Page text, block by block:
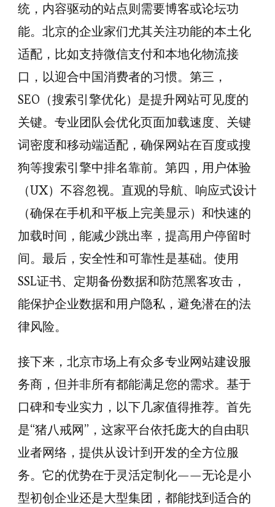
统，内容驱动的站点则需要博客或论坛功
能。北京的企业家们尤其关注功能的本土化
适配，比如支持微信支付和本地化物流接
口，以迎合中国消费者的习惯。第三，
SEO（搜索引擎优化）是提升网站可见度的
关键。专业团队会优化页面加载速度、关键
词密度和移动端适配，确保网站在百度或搜
狗等搜索引擎中排名靠前。第四，用户体验
（UX）不容忽视。直观的导航、响应式设计
（确保在手机和平板上完美显示）和快速的
加载时间，能减少跳出率，提高用户停留时
间。最后，安全性和可靠性是基础。使用
SSL证书、定期备份数据和防范黑客攻击，
能保护企业数据和用户隐私，避免潜在的法
律风险。
接下来，北京市场上有众多专业网站建设服
务商，但并非所有都能满足您的需求。基于
口碑和专业实力，以下几家值得推荐。首先
是“猪八戒网”，这家平台依托庞大的自由职
业者网络，提供从设计到开发的全方位服
务。它的优势在于灵活定制化——无论是小
型初创企业还是大型集团，都能找到适合的